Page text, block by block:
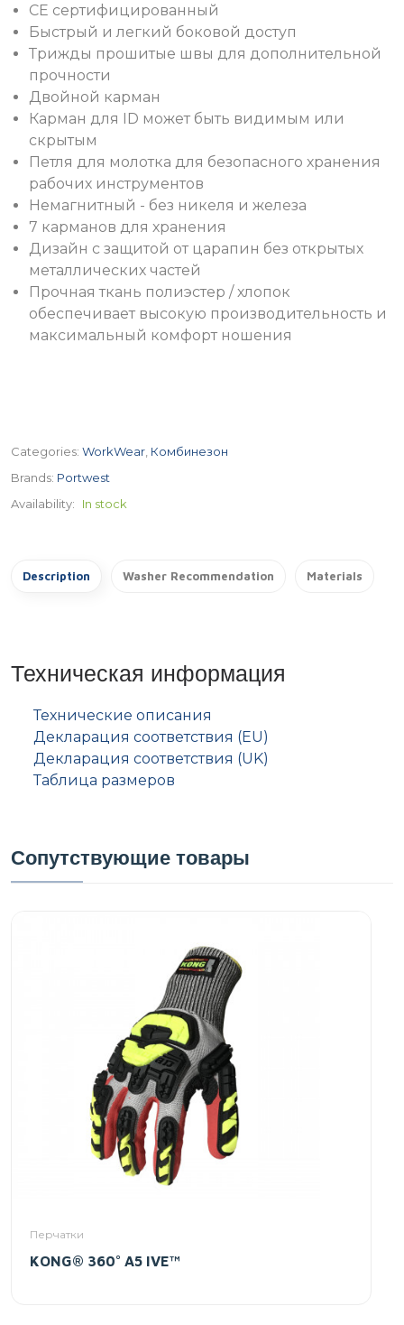
CE сертифицированный
Быстрый и легкий боковой доступ
Трижды прошитые швы для дополнительной
прочности
Двойной карман
Карман для ID может быть видимым или
скрытым
Петля для молотка для безопасного хранения
рабочих инструментов
Немагнитный - без никеля и железа
7 карманов для хранения
Дизайн с защитой от царапин без открытых
металлических частей
Прочная ткань полиэстер / хлопок
обеспечивает высокую производительность и
максимальный комфорт ношения
Categories: WorkWear Комбинезон
Brands: Portwest
Availability:
In stock
Description Washer Recommendation Materials
Техническая информация
Технические описания
Декларация соответствия (EU)
Декларация соответствия (UK)
Таблица размеров
Сопутствующие товары
Перчатки
KONG® 360° A5 IVE™